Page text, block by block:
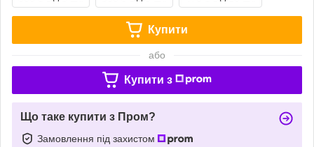
Купити
або
Купити з
Що таке купити з Пром?
Замовлення під захистом